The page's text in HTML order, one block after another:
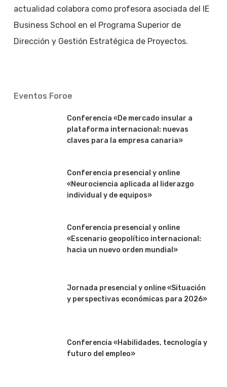
actualidad colabora como profesora asociada del IE
Business School en el Programa Superior de
Dirección y Gestión Estratégica de Proyectos.
Eventos Foroe
Conferencia «De mercado insular a
plataforma internacional: nuevas
claves para la empresa canaria»
Conferencia presencial y online
«Neurociencia aplicada al liderazgo
individual y de equipos»
Conferencia presencial y online
«Escenario geopolítico internacional:
hacia un nuevo orden mundial»
Jornada presencial y online «Situación
y perspectivas económicas para 2026»
Conferencia «Habilidades, tecnología y
futuro del empleo»